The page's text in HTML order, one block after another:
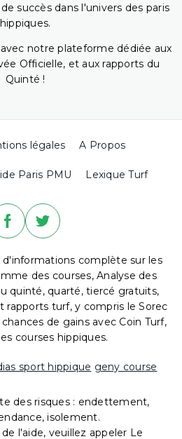
succès dans l'univers des paris
hippiques.
notre plateforme dédiée aux
Officielle, et aux rapports du
Quinté !
légales A Propos
Paris PMU Lexique Turf
d'informations complète sur les
des courses, Analyse des
quinté, quarté, tiercé gratuits,
rapports turf, y compris le Sorec
de gains avec Coin Turf,
courses hippiques.
sport hippique geny course
des risques : endettement,
isolement.
l'aide, veuillez appeler Le